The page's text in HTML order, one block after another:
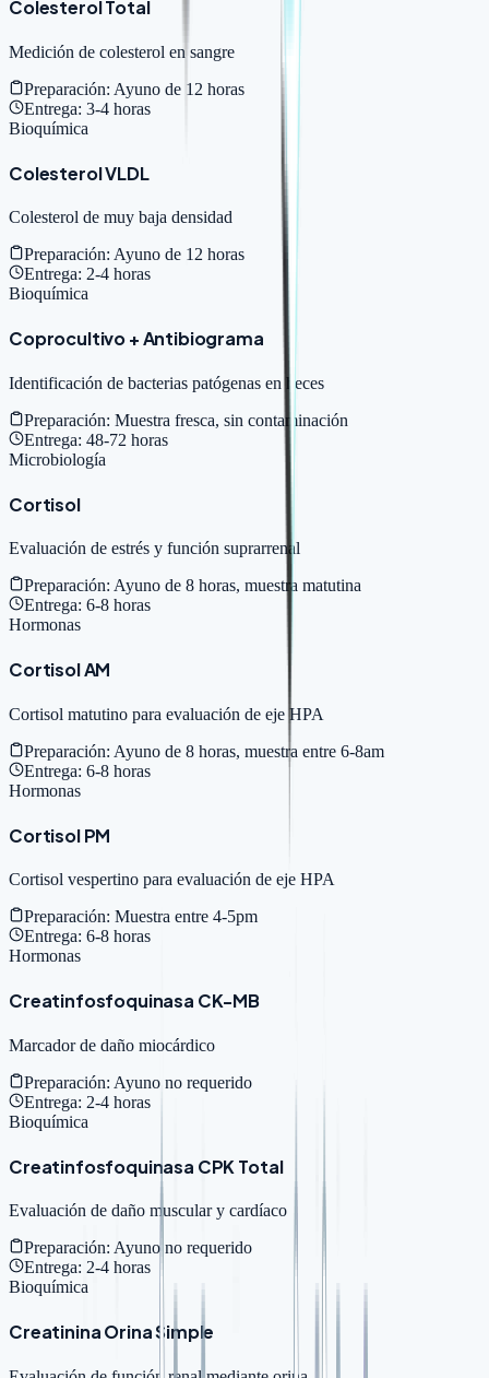
Colesterol Total
Medición de colesterol en sangre
Preparación: Ayuno de 12 horas
Entrega: 3-4 horas
Bioquímica
Colesterol VLDL
Colesterol de muy baja densidad
Preparación: Ayuno de 12 horas
Entrega: 2-4 horas
Bioquímica
Coprocultivo + Antibiograma
Identificación de bacterias patógenas en heces
Preparación: Muestra fresca, sin contaminación
Entrega: 48-72 horas
Microbiología
Cortisol
Evaluación de estrés y función suprarrenal
Preparación: Ayuno de 8 horas, muestra matutina
Entrega: 6-8 horas
Hormonas
Cortisol AM
Cortisol matutino para evaluación de eje HPA
Preparación: Ayuno de 8 horas, muestra entre 6-8am
Entrega: 6-8 horas
Hormonas
Cortisol PM
Cortisol vespertino para evaluación de eje HPA
Preparación: Muestra entre 4-5pm
Entrega: 6-8 horas
Hormonas
Creatinfosfoquinasa CK-MB
Marcador de daño miocárdico
Preparación: Ayuno no requerido
Entrega: 2-4 horas
Bioquímica
Creatinfosfoquinasa CPK Total
Evaluación de daño muscular y cardíaco
Preparación: Ayuno no requerido
Entrega: 2-4 horas
Bioquímica
Creatinina Orina Simple